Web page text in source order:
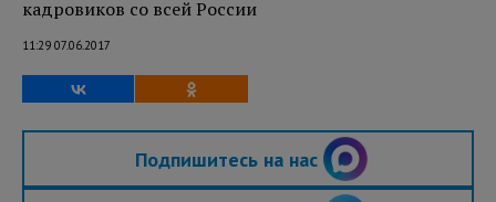
кадровиков со всей России
11:29 07.06.2017
Подпишитесь на нас